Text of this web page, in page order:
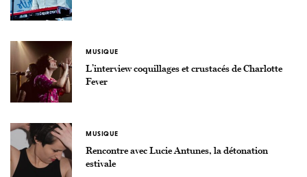
MUSIQUE
L’interview coquillages et crustacés de Charlotte
Fever
MUSIQUE
Rencontre avec Lucie Antunes, la détonation
estivale